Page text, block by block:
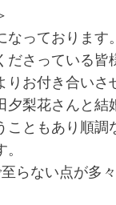
っております。
さっている皆
りお付き合い
夕梨花さんと結
こともあり順
らない点が多